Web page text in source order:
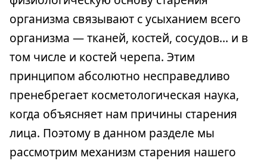
организма связывают с усыханием всего
организма — тканей, костей, сосудов… и в
том числе и костей черепа. Этим
принципом абсолютно несправедливо
пренебрегает косметологическая наука,
когда объясняет нам причины старения
лица. Поэтому в данном разделе мы
рассмотрим механизм старения нашего